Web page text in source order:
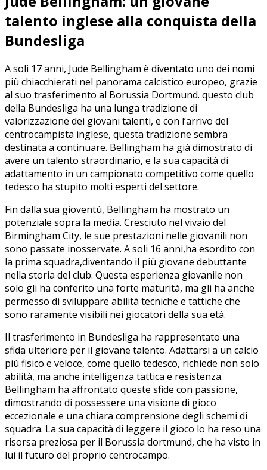
talento inglese alla conquista della
Bundesliga
A soli⁢ 17 anni, Jude Bellingham è diventato‌ uno dei nomi⁣
più chiacchierati⁤ nel panorama calcistico europeo, grazie
al suo trasferimento al Borussia Dortmund. questo club
della Bundesliga ha una lunga tradizione di
⁢valorizzazione ⁤dei giovani talenti, e con l’arrivo ⁣del
centrocampista inglese, questa tradizione sembra
destinata a continuare. Bellingham ha⁣ già dimostrato di
avere un talento straordinario, e la sua capacità di
adattamento in un campionato competitivo come quello
tedesco ha stupito molti esperti ⁢del settore.
Fin dalla sua gioventù, Bellingham ha mostrato ⁢un
potenziale sopra la media. Cresciuto nel vivaio del
Birmingham City, le ​sue prestazioni​ nelle ​giovanili non
sono passate inosservate. A soli 16 anni,ha ⁢esordito con
la prima squadra,diventando il più⁣ giovane debuttante
nella storia ‌del club. Questa esperienza⁣ giovanile non
solo gli ha ​conferito una forte ⁤maturità, ma gli ha anche
⁢permesso di sviluppare‌ abilità ⁢tecniche e tattiche che
sono raramente visibili nei giocatori della sua età.
Il​ trasferimento in Bundesliga ha rappresentato ⁤una
sfida​ ulteriore per il giovane talento. ‍Adattarsi a un calcio
più fisico e veloce, come quello tedesco, richiede non solo​
abilità, ma ‌anche intelligenza tattica e resistenza.
Bellingham ha affrontato queste sfide con passione,
dimostrando di possessere una visione di gioco
eccezionale e una chiara comprensione degli schemi di
squadra.⁣ La sua capacità ​di leggere il gioco lo ha ‌reso una⁢
risorsa preziosa per⁢ il Borussia dortmund, che ha visto in
lui il futuro del proprio centrocampo.